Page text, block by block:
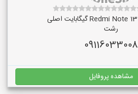
رشت
09116033008
مشاهده پروفایل